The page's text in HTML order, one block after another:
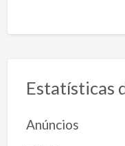
Estatísticas
Anúncios